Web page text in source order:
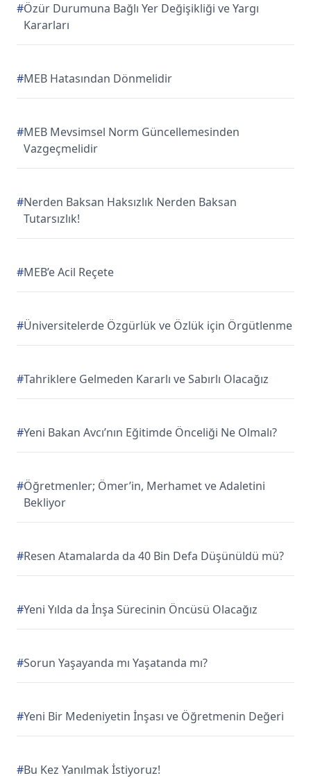
#Özür Durumuna Bağlı Yer Değişikliği ve Yargı
Kararları
#MEB Hatasından Dönmelidir
#MEB Mevsimsel Norm Güncellemesinden
Vazgeçmelidir
#Nerden Baksan Haksızlık Nerden Baksan
Tutarsızlık!
#MEB’e Acil Reçete
#Üniversitelerde Özgürlük ve Özlük için Örgütlenme
#Tahriklere Gelmeden Kararlı ve Sabırlı Olacağız
#Yeni Bakan Avcı’nın Eğitimde Önceliği Ne Olmalı?
#Öğretmenler; Ömer’in, Merhamet ve Adaletini
Bekliyor
#Resen Atamalarda da 40 Bin Defa Düşünüldü mü?
#Yeni Yılda da İnşa Sürecinin Öncüsü Olacağız
#Sorun Yaşayanda mı Yaşatanda mı?
#Yeni Bir Medeniyetin İnşası ve Öğretmenin Değeri
#Bu Kez Yanılmak İstiyoruz!